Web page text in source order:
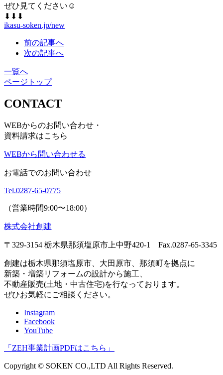
ぜひ見てください☺︎
⬇︎⬇︎⬇︎
ikasu-soken.jp/new
前の記事へ
次の記事へ
一覧へ
ページトップ
CONTACT
WEBからのお問い合わせ・
資料請求はこちら
WEBから問い合わせる
お電話でのお問い合わせ
Tel.0287-65-0775
（営業時間9:00〜18:00）
株式会社創建
〒329-3154 栃木県那須塩原市上中野420-1 Fax.0287-65-3345
創建は栃木県那須塩原市、大田原市、那須町を拠点に
新築・増築リフォームの設計から施工、
不動産販売(土地・中古住宅)を行なっております。
ぜひお気軽にご相談ください。
Instagram
Facebook
YouTube
「 ZEH事業計画PDFはこちら 」
Copyright © SOKEN CO.,LTD All Rights Reserved.